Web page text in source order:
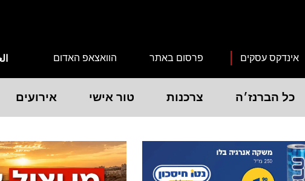
אינדקס עסקים פרסום באתר הוואצאפ האדום
כל הברנז׳ה צרכנות טור אישי אירועים